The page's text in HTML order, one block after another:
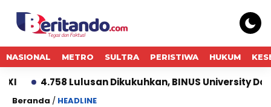
NASIONAL METRO SULTRA PERISTIWA HUKUM
Lulusan Dikukuhkan, BINUS University Dorong
Beranda / HEADLINE